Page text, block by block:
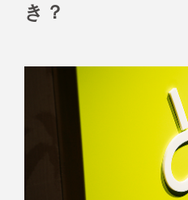
き？